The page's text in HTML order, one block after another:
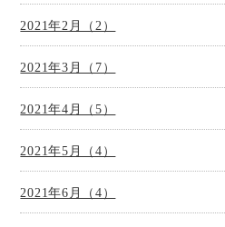
2021年2月（2）
2021年3月（7）
2021年4月（5）
2021年5月（4）
2021年6月（4）